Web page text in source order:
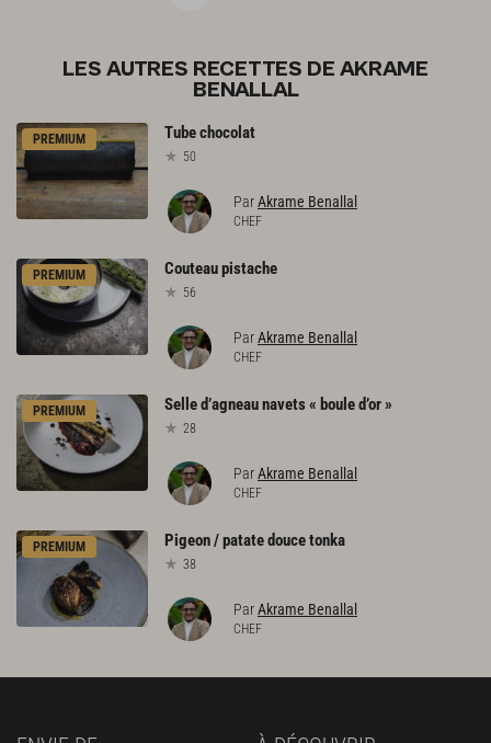
LES AUTRES RECETTES DE AKRAME
BENALLAL
PREMIUM Tubechocolat
50
ParAkrame Benallal
CHEF
PREMIUM Couteaupistache
56
ParAkrame Benallal
CHEF
PREMIUM Selled’agneaunavets« bouled’or»
28
ParAkrame Benallal
CHEF
PREMIUM Pigeon/patatedoucetonka
38
ParAkrame Benallal
CHEF